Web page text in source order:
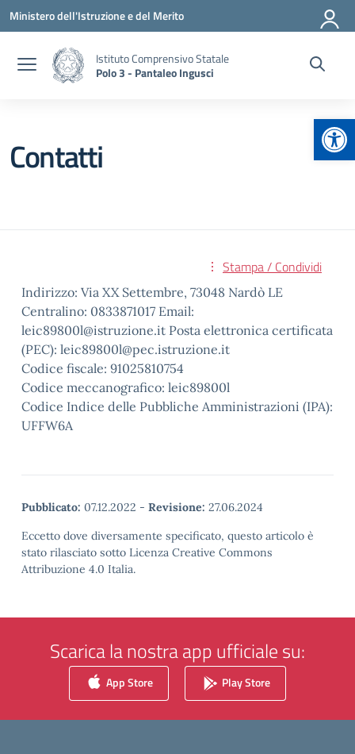
Vai ai contenuti
Vai al menu di navigazione
Vai al footer
Ministero dell'Istruzione e del Merito
Istituto Comprensivo Statale
Polo 3 - Pantaleo Ingusci
Contatti
Stampa / Condividi
Indirizzo: Via XX Settembre, 73048 Nardò LE
Centralino: 0833871017 Email:
leic89800l@istruzione.it Posta elettronica certificata
(PEC): leic89800l@pec.istruzione.it
Codice fiscale: 91025810754
Codice meccanografico: leic89800l
Codice Indice delle Pubbliche Amministrazioni (IPA):
UFFW6A
Pubblicato: 07.12.2022 - Revisione: 27.06.2024
Eccetto dove diversamente specificato, questo articolo è
stato rilasciato sotto Licenza Creative Commons
Attribuzione 4.0 Italia.
Scarica la nostra app ufficiale su:
App Store Play Store